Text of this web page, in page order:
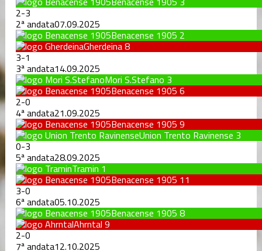
2-3
2ª andata07.09.2025
Benacense 1905 2
Gherdeina8
3-1
3ª andata14.09.2025
Mori S.Stefano 3
Benacense 1905 6
2-0
4ª andata21.09.2025
Benacense 1905 9
Union Trento Ravinense 3
0-3
5ª andata28.09.2025
Tramin 1
Benacense 1905 11
3-0
6ª andata05.10.2025
Benacense 1905 8
Ahrntal 9
2-0
7ª andata12.10.2025